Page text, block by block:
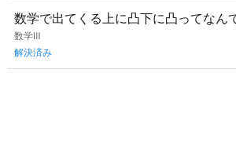
数学で出てくる上に凸下に凸ってなん
数学Ⅲ
解決済み